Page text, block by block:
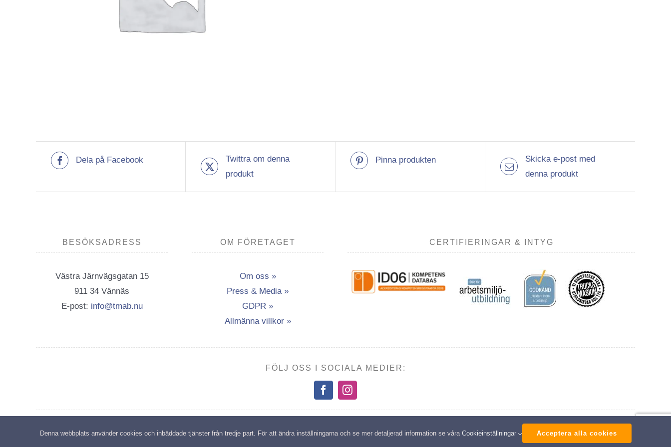
Dela på Facebook
Twittra om denna
produkt
Pinna produkten
Skicka e-post med
denna produkt
BESÖKSADRESS
Västra Järnvägsgatan 15
911 34 Vännäs
E-post: info@tmab.nu
OM FÖRETAGET
Om oss »
Press & Media »
GDPR »
Allmänna villkor »
CERTIFIERINGAR & INTYG
FÖLJ OSS I SOCIALA MEDIER:
Copyright: Transport- & Miljöutbildning i Vännäsby AB | All rights reserved
Denna webbplats använder cookies och inbäddade tjänster från tredje part. För att ändra inställningarna och se mer detaljerad information se våra Cookieinställningar Acceptera alla cookies